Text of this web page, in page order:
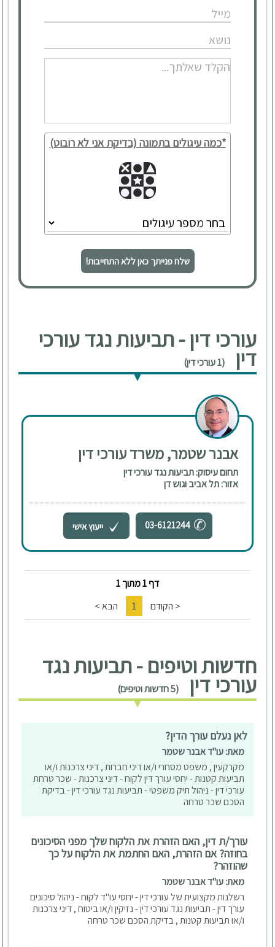
*כמה עיגולים בתמונה (בדיקת אני לא רובוט)
שלח פנייתך כאן ללא התחייבות!
עורכי דין - תביעות נגד עורכי
דין (1 עורכי דין)
אבנר שטמר, משרד עורכי דין
תחום עיסוק: תביעות נגד עורכי דין
אזור: תל אביב וגוש דן
03-6121244 ייעוץ אישי
דף 1 מתוך 1
< הקודם
1 הבא >
חדשות וטיפים - תביעות נגד
עורכי דין (5 חדשות וטיפים)
לאן נעלם עורך הדין?
מאת: עו"ד אבנר שטמר
מקרקעין , משפט מסחרי ו/או דיני חברות , דיני צרכנות ו/או
תביעות קטנות - יחסי עורך דין לקוח - דיני צרכנות - שכר טרחת
עורכי דין - ניהול תיק משפטי - תביעות נגד עורכי דין - בדיקת
הסכם שכר טרחה
עורך/ת דין, האם הזהרת את הלקוח שלך מפני הסיכונים
בחוזה? אם הזהרת, האם החתמת את הלקוח על כך
שהוזהר?
מאת: עו"ד אבנר שטמר
רשלנות מקצועית של עורכי דין - יחסי עו"ד לקוח - ניהול סיכונים
עורך דין - תביעות נגד עורכי דין - נזיקין ו/או ביטוח , דיני צרכנות
ו/או תביעות קטנות , בדיקת הסכם שכר טרחה